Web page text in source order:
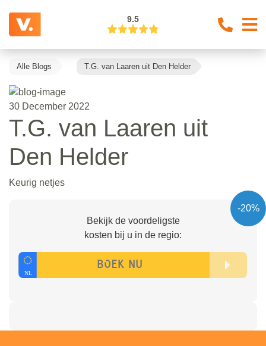
9.5
Alle Blogs T.G. van Laaren uit Den Helder
30 December 2022
T.G. van Laaren uit
Den Helder
Keurig netjes
-20%
Bekijk de voordeligste
kosten bij u in de regio: